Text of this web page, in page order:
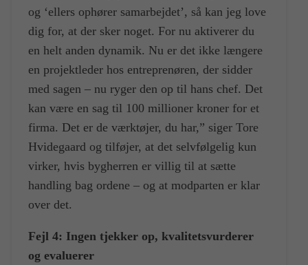
og ‘ellers ophører samarbejdet’, så kan jeg love
dig for, at der sker noget. For nu aktiverer du
en helt anden dynamik. Nu er det ikke længere
en projektleder hos entreprenøren, der sidder
med sagen – nu ryger den op til hans chef. Det
kan være en sag til 100 millioner kroner for et
firma. Det er de værktøjer, du har,” siger Tore
Hvidegaard og tilføjer, at det selvfølgelig kun
virker, hvis bygherren er villig til at sætte
handling bag ordene – og at modparten er klar
over det.
Fejl 4: Ingen tjekker op, kvalitetsvurderer
og evaluerer